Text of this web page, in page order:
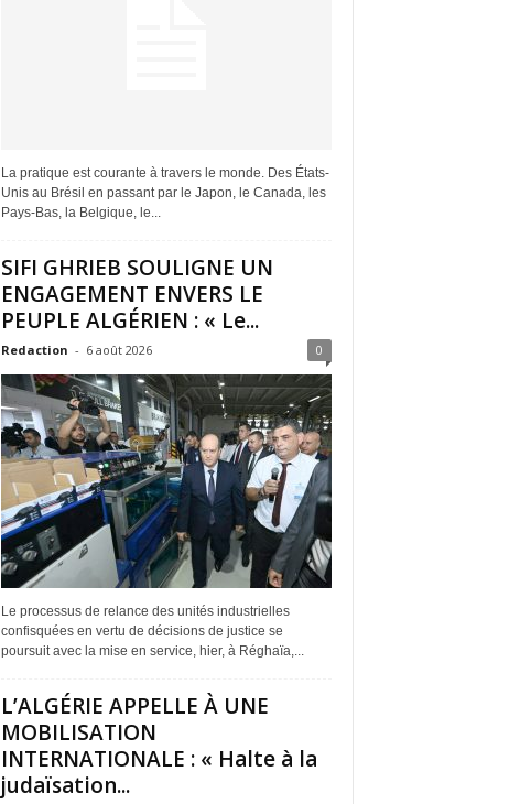
La pratique est courante à travers le monde. Des États-
Unis au Brésil en passant par le Japon, le Canada, les
Pays-Bas, la Belgique, le...
SIFI GHRIEB SOULIGNE UN
ENGAGEMENT ENVERS LE
PEUPLE ALGÉRIEN : « Le...
Redaction - 6 août 2026 0
Le processus de relance des unités industrielles
confisquées en vertu de décisions de justice se
poursuit avec la mise en service, hier, à Réghaïa,...
L’ALGÉRIE APPELLE À UNE
MOBILISATION
INTERNATIONALE : « Halte à la
judaïsation...